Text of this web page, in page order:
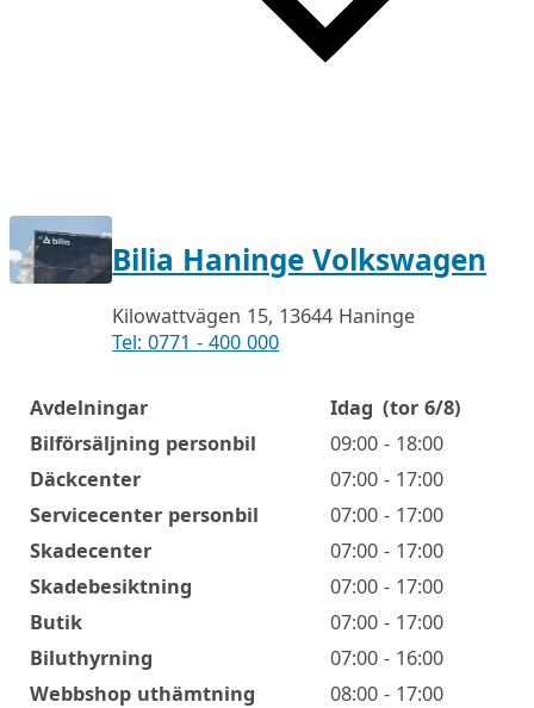
Bilia Haninge Volkswagen
Kilowattvägen 15, 13644 Haninge
Tel: 0771 - 400 000
Öppettider
Avdelningar Idag (tor 6/8)
Bilförsäljning personbil
09:00 - 18:00
Däckcenter
07:00 - 17:00
Servicecenter personbil
07:00 - 17:00
Skadecenter
07:00 - 17:00
Skadebesiktning
07:00 - 17:00
Butik
07:00 - 17:00
Biluthyrning
07:00 - 16:00
Webbshop uthämtning
08:00 - 17:00